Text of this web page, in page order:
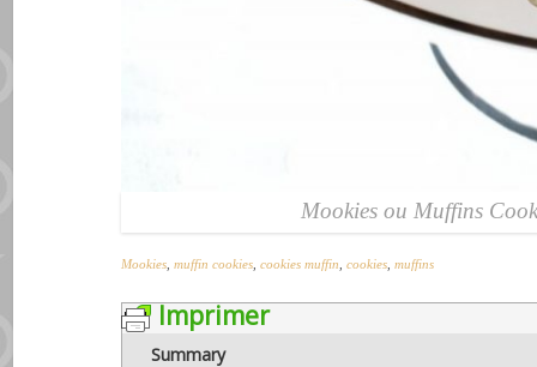
Mookies ou Muffins
Mookies ,muffin cookies ,cookies muffin ,cookies ,muffins
Imprimer
Summary